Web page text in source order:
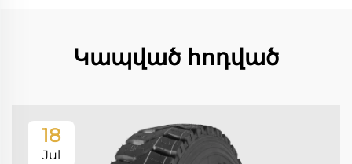
Կապված հոդված
18
Jul